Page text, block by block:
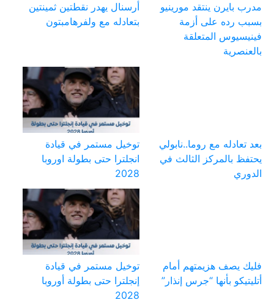
مدرب بايرن ينتقد مورينيو
بسبب رده على أزمة
فينيسيوس المتعلقة
بالعنصرية
أرسنال يهدر نقطتين ثمينتين
بتعادله مع ولفرهامبتون
بعد تعادله مع روما..نابولي
يحتفظ بالمركز الثالث في
الدوري
توخيل مستمر في قيادة
انجلترا حتى بطولة اوروبا
2028
فليك يصف هزيمتهم أمام
أتليتيكو بأنها “جرس إنذار”
توخيل مستمر في قيادة
إنجلترا حتى بطولة أوروبا
2028